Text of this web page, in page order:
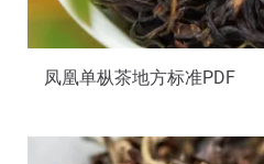
凤凰单枞茶地方标准PDF